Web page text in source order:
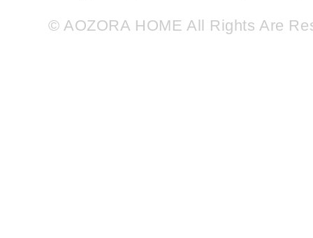
© AOZORA HOME All Rights Are